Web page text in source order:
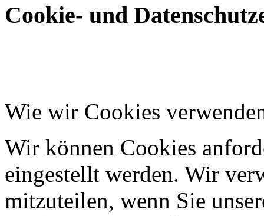
Cookie- und
Wie wir Cookies
Wir können Cookies
eingestellt werden. Wir
mitzuteilen, wenn Sie